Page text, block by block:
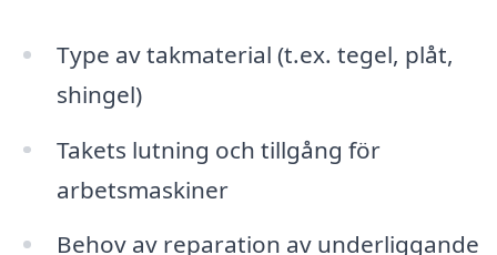
Type av takmaterial (t.ex. tegel, plåt,
shingel)
Takets lutning och tillgång för
arbetsmaskiner
Behov av reparation av underliggande